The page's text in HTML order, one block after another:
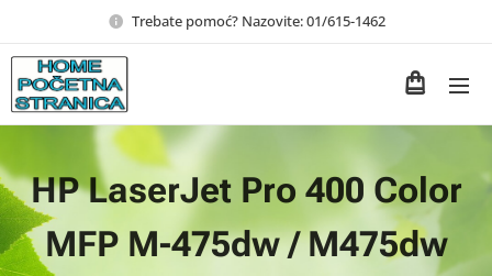
Trebate pomoć? Nazovite: 01/615-1462
HP LaserJet Pro 400 Color
MFP M-475dw / M475dw